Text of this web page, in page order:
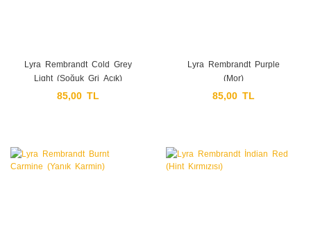
Lyra Rembrandt Cold Grey
Light (Soğuk Gri Açık)
85,00 TL
Lyra Rembrandt Purple
(Mor)
85,00 TL